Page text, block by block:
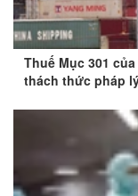
Thuế Mục 301
thách thức pháp